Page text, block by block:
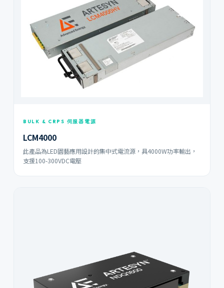
BULK & CRPS 伺服器電源
LCM4000
此產品為LED園藝應用設計的集中式電流源，具4000W功率輸出，
支援100-300VDC電壓